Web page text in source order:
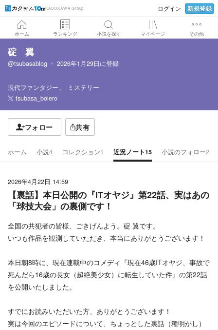
KADOKAWA Group ログイン 新規登録
ホーム ランキング 小説を探す マイページ その他
碇 翼
@tsubasablog 2026年1月29日に登録
現代ファンタジー
ミステリー
tsubasa_bolero
フォロー 共有
ホーム 小説4 コレクション1 近況ノート15 小説のフォロー2
2026年4月22日 14:59
【裏話】本日公開の『ITオヤジ』第22話、実はあの
「球技大会」の裏側です！
全国の共犯者の皆様、ごきげんよう。碇 翼です。
いつも作品を観測していただき、本当にありがとうございます！
本日朝8時に、現在連載中のコメディ『現在46歳ITオヤジ、事故で
死んだら16歳の長女（超絶美少女）に転生していた件』の第22話
を公開いたしました。
すでにお読みいただいた方、ありがとうございます！
実は今回のエピソードについて、ちょっとした裏話（種明かし）